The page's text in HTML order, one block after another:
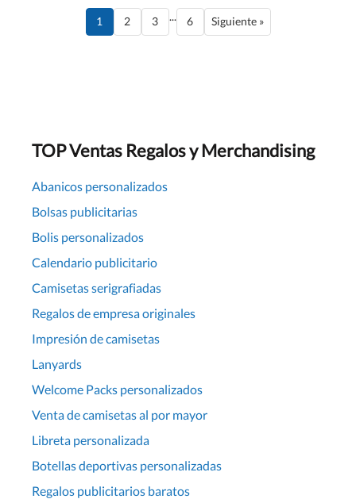
1 2 3 ... 6 Siguiente »
TOP Ventas Regalos y Merchandising
Abanicos personalizados
Bolsas publicitarias
Bolis personalizados
Calendario publicitario
Camisetas serigrafiadas
Regalos de empresa originales
Impresión de camisetas
Lanyards
Welcome Packs personalizados
Venta de camisetas al por mayor
Libreta personalizada
Botellas deportivas personalizadas
Regalos publicitarios baratos